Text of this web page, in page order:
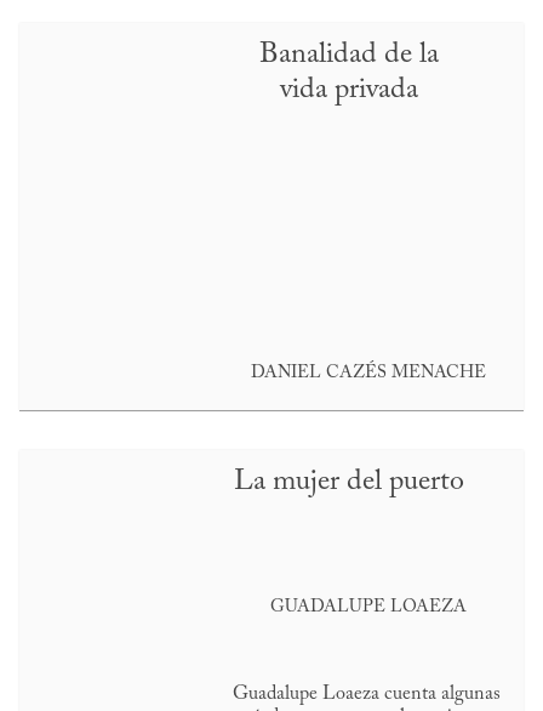
Banalidad de la
vida privada
DANIEL CAZÉS MENACHE
La mujer del puerto
GUADALUPE LOAEZA
Guadalupe Loaeza cuenta algunas